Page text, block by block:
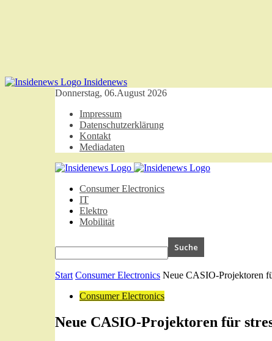
Insidenews
Donnerstag, 06.August 2026
Impressum
Datenschutzerklärung
Kontakt
Mediadaten
Consumer Electronics
IT
Elektro
Mobilität
Start Consumer Electronics Neue CASIO-Projektoren
Consumer Electronics
Neue CASIO-Projektoren für